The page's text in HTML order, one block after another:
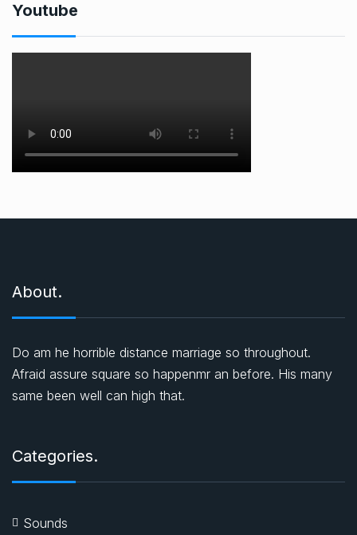
Youtube
About.
Do am he horrible distance marriage so throughout.
Afraid assure square so happenmr an before. His many
same been well can high that.
Categories.
Sounds